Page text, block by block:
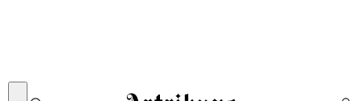
Artribune